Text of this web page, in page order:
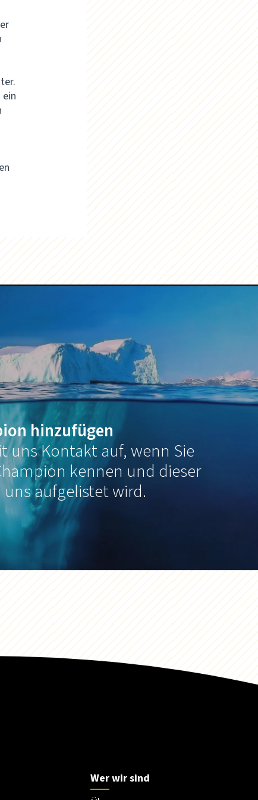
hinzufügen
uns Kontakt auf, wenn Sie
kennen und dieser
aufgelistet wird.
Wer wir sind